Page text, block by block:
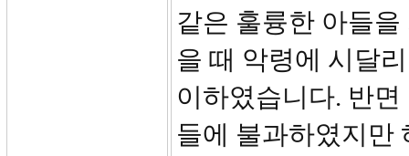
같은 훌륭한 아들
을 때 악령에 시달
이하였습니다. 반
들에 불과하였지만